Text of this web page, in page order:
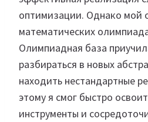
оптимизации. Однако мой
математических
Олимпиадная база
разбираться в новых
находить нестандартные
этому я смог быстро
инструменты и